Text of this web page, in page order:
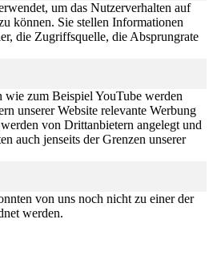
um das Nutzerverhalten auf
können. Sie stellen Informationen
die Zugriffsquelle, die Absprungrate
wie zum Beispiel YouTube werden
unserer Website relevante Werbung
von Drittanbietern angelegt und
auch jenseits der Grenzen unserer
von uns noch nicht zu einer der
werden.